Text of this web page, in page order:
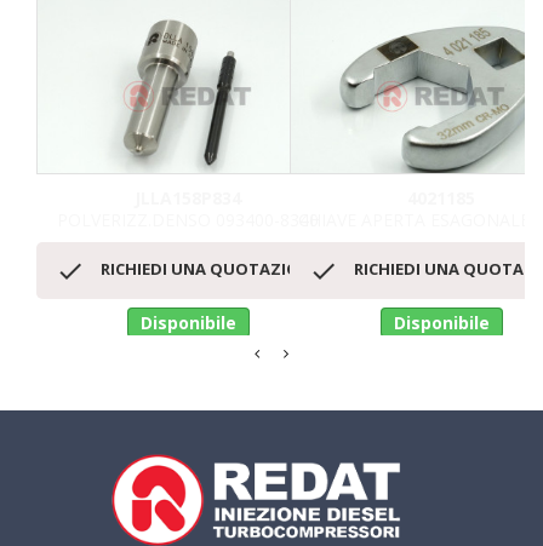
 RICHIEDI UNA QUOTAZIONE
Disponibile
 RICHIEDI UNA
Disponibile